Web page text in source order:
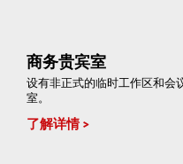
商务贵宾室
设有非正式的临时工作区和会
室。
了解详情